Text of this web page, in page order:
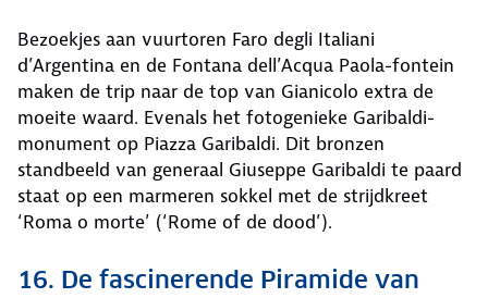
Bezoekjes aan vuurtoren Faro degli Italiani
d’Argentina en de Fontana dell’Acqua Paola-fontein
maken de trip naar de top van Gianicolo extra de
moeite waard. Evenals het fotogenieke Garibaldi-
monument op Piazza Garibaldi. Dit bronzen
standbeeld van generaal Giuseppe Garibaldi te paard
staat op een marmeren sokkel met de strijdkreet
‘Roma o morte’ (‘Rome of de dood’).
16. De fascinerende Piramide van